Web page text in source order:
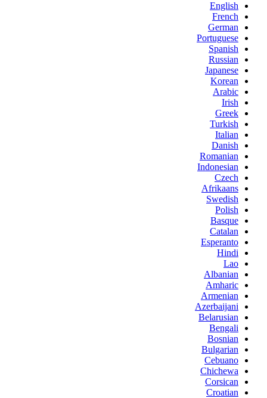
English
French
German
Portuguese
Spanish
Russian
Japanese
Korean
Arabic
Irish
Greek
Turkish
Italian
Danish
Romanian
Indonesian
Czech
Afrikaans
Swedish
Polish
Basque
Catalan
Esperanto
Hindi
Lao
Albanian
Amharic
Armenian
Azerbaijani
Belarusian
Bengali
Bosnian
Bulgarian
Cebuano
Chichewa
Corsican
Croatian